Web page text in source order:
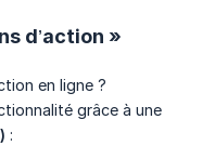
d’action »
en ligne ?
grâce à une
: